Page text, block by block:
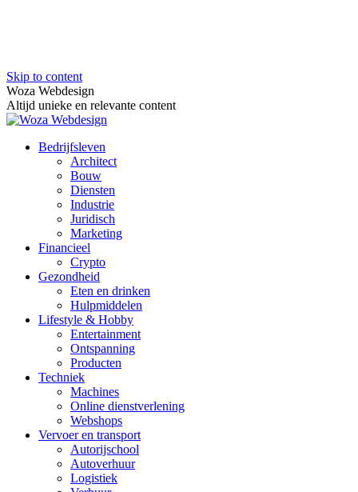
Skip to content
Woza Webdesign
Altijd unieke en relevante content
Bedrijfsleven
Architect
Bouw
Diensten
Industrie
Juridisch
Marketing
Financieel
Crypto
Gezondheid
Eten en drinken
Hulpmiddelen
Lifestyle & Hobby
Entertainment
Ontspanning
Producten
Techniek
Machines
Online dienstverlening
Webshops
Vervoer en transport
Autorijschool
Autoverhuur
Logistiek